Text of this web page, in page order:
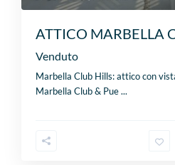
ATTICO MARBELLA
Venduto
Marbella Club Hills: attico con
Marbella Club & Pue...